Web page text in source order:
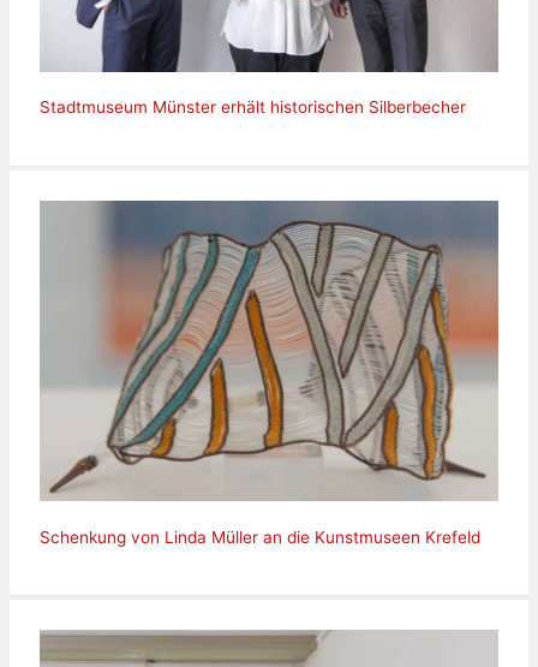
Stadtmuseum Münster erhält historischen Silberbecher
Schenkung von Linda Müller an die Kunstmuseen Krefeld